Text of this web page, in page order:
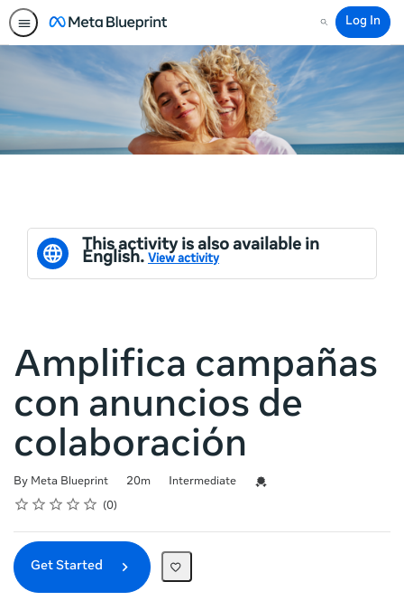
Search
Log In
This activity is also available in
English. View activity
Amplifica campañas
con anuncios de
colaboración
By Meta Blueprint
Duration 20m
Difficulty Intermediate
Credential For Completion
Rating
1 star
2 stars
3 stars
4 stars
5 stars
Average rating: 0 0
No reviews
Get Started